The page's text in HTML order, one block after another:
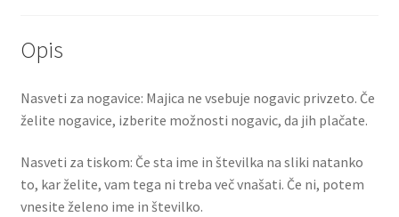
Opis
Nasveti za nogavice: Majica ne vsebuje nogavic privzeto. Če
želite nogavice, izberite možnosti nogavic, da jih plačate.
Nasveti za tiskom: Če sta ime in številka na sliki natanko
to, kar želite, vam tega ni treba več vnašati. Če ni, potem
vnesite želeno ime in številko.